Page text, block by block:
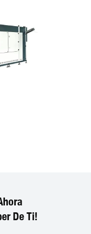
De Ti!